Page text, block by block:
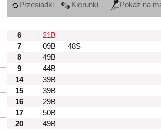
Przesiadki Kierunki Pokaż na
6
21B
7
09B
48S
8
49B
9
44B
14
39B
15
39B
16
29B
17
50B
20
49B